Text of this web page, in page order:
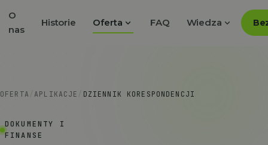
O
nas
Historie Oferta expand_more FAQ Wiedza expand_more
OFERTA / APLIKACJE / DZIENNIK KORESPONDENCJI
DOKUMENTY I
FINANSE